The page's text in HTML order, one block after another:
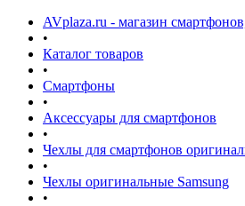
AVplaza.ru - магазин
•
Каталог товаров
•
Смартфоны
•
Аксессуары для смартфонов
•
Чехлы для смартфонов
•
Чехлы оригинальные Samsung
•